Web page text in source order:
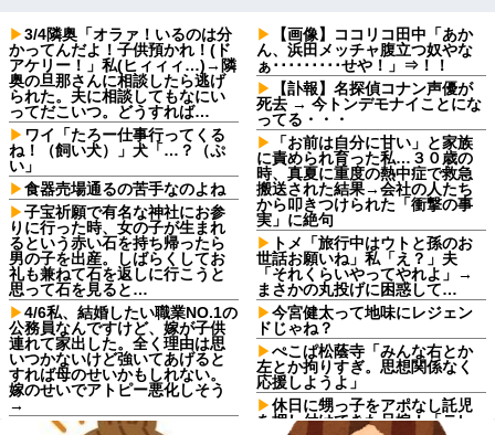
3/4隣奥「オラァ！いるのは分
かってんだよ！子供預かれ！(ド
アケリー！」私(ヒィィィ…)→隣
奥の旦那さんに相談したら逃げ
られた。夫に相談してもなにい
ってだこいつ。どうすれば…
ワイ「たろー仕事行ってくる
ね！（飼い犬）」犬「…？（ぷ
い」
食器売場通るの苦手なのよね
子宝祈願で有名な神社にお参
りに行った時、女の子が生まれ
るという赤い石を持ち帰ったら
男の子を出産。しばらくしてお
礼も兼ねて石を返しに行こうと
思って石を見ると…
4/6私、結婚したい職業NO.1の
公務員なんですけど、嫁が子供
連れて家出した。全く理由は思
いつかないけど強いてあげると
すれば母のせいかもしれない。
嫁のせいでアトピー悪化しそう
→
【卑怯な女】 いつも弱そうな
【画像】ココリコ田中「あか
ん、浜田メッチャ腹立つ奴やな
ぁ･････････せや！」⇒！！
【訃報】名探偵コナン声優が
死去 → 今トンデモナイことにな
ってる・・・
「お前は自分に甘い」と家族
に責められ育った私…３０歳の
時、真夏に重度の熱中症で救急
搬送された結果→会社の人たち
から叩きつけられた「衝撃の事
実」に絶句
トメ「旅行中はウトと孫のお
世話お願いね」私「え？」夫
「それくらいやってやれよ」→
まさかの丸投げに困惑して…
今宮健太って地味にレジェン
ドじゃね？
ぺこぱ松蔭寺「みんな右とか
左とか拘りすぎ。思想関係なく
応援しようよ」
休日に甥っ子をアポなし託児
を押し付けてきた兄嫁！「テレ